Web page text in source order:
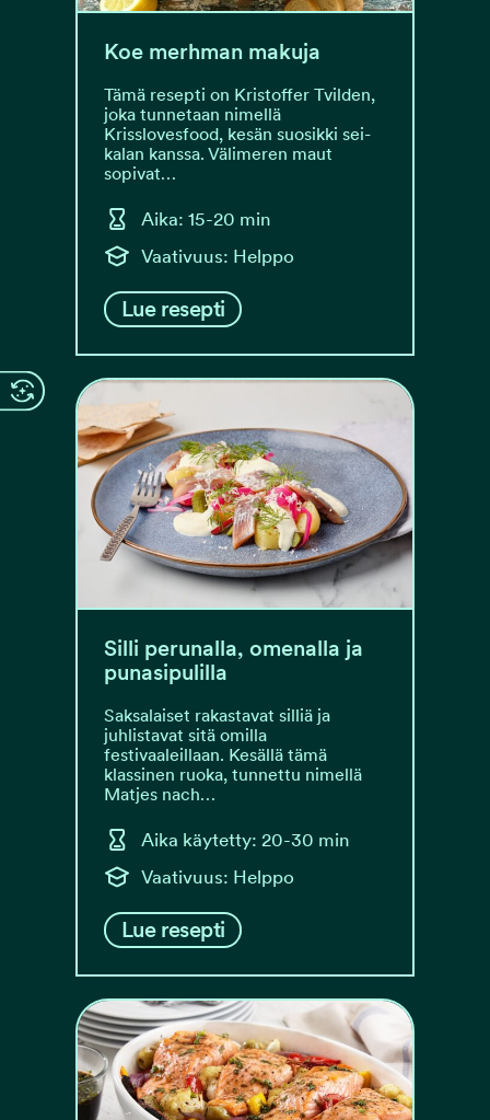
Koe merhman makuja
Tämä resepti on Kristoffer Tvilden,
joka tunnetaan nimellä
Krisslovesfood, kesän suosikki sei-
kalan kanssa. Välimeren maut
sopivat…
Aika: 15-20 min
Vaativuus: Helppo
Lue resepti
Silli perunalla, omenalla ja
punasipulilla
Saksalaiset rakastavat silliä ja
juhlistavat sitä omilla
festivaaleillaan. Kesällä tämä
klassinen ruoka, tunnettu nimellä
Matjes nach…
Aika käytetty: 20-30 min
Vaativuus: Helppo
Lue resepti